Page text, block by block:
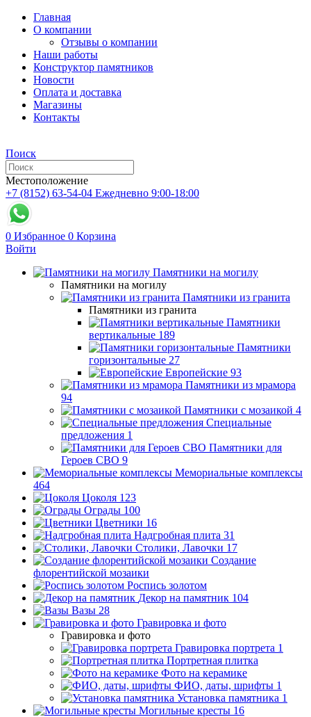
Главная
О компании
Отзывы о компании
Наши работы
Конструктор памятников
Новости
Оплата и доставка
Магазины
Контакты
Поиск
Местоположение
+7 (8152) 63-54-04 Ежедневно 9:00-18:00
0 Избранное 0 Корзина
Войти
Памятники на могилу
Памятники на могилу
Памятники из гранита
Памятники из гранита
Памятники
вертикальные 189
Памятники
горизонтальные 27
Европейские 93
Памятники из мрамора
94
Памятники с мозаикой 4
Специальные
предложения 1
Памятники для
Героев СВО 9
Мемориальные комплексы
464
Цоколя 123
Ограды 100
Цветники 16
Надгробная плита 31
Столики, Лавочки 17
Создание
флорентийской мозаики
Роспись золотом
Декор на памятник 104
Вазы 28
Гравировка и фото
Гравировка и фото
Гравировка портрета 1
Портретная плитка
Фото на керамике
ФИО, даты, шрифты 1
Установка памятника 1
Могильные кресты 16